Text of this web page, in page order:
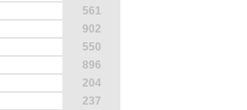
561
902
550
896
204
237